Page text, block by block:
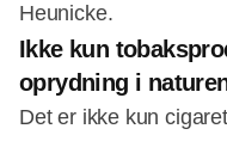
Heunicke.
Ikke kun
oprydning i
Det er ikke kun